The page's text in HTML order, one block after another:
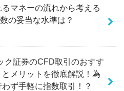
マネーの流れから考える
の妥当な水準は？
ク証券のCFD取引のおすす
メリットを徹底解説！為
ず手軽に指数取引！？